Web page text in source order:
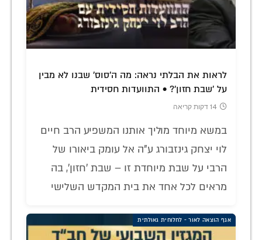
לראות את הבלתי נראה: מה ה'סוס' שבנו לא מבין
על 'שבת חזון'? • התוועדות חסידית
14 דקות קריאה
במשא מיוחד מוליך אותנו המשפיע הרב חיים
לוי יצחק גינזבורג ע"ה אל עומק ביאורו של
הרבי על שבת מיוחדת זו – שבת 'חזון', בה
מראים לכל אחד את בית המקדש השלישי
אגף הוצאה לאור - לחלוחית גאולתית